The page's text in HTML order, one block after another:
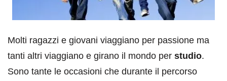
Molti ragazzi e giovani viaggiano per passione ma
tanti altri viaggiano e girano il mondo per studio.
Sono tante le occasioni che durante il percorso